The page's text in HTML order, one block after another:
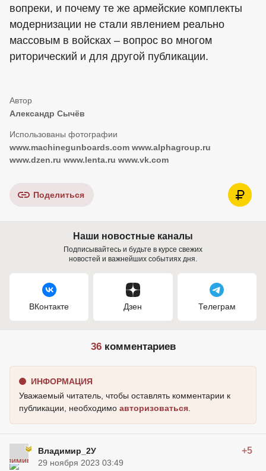
вопреки, и почему те же армейские комплекты
модернизации не стали явлением реально
массовым в войсках – вопрос во многом
риторический и для другой публикации.
Александр Сычёв
www.machinegunboards.com www.alphagroup.ru
www.dzen.ru www.lenta.ru www.vk.com
Поделиться
Наши новостные каналы
Подписывайтесь и будьте в курсе свежих
новостей и важнейших событиях дня.
ВКонтакте Дзен Телеграм
36комментариев
ИНФОРМАЦИЯ
Уважаемый читатель, чтобы оставлять комментарии к
публикации, необходимо авторизоваться
Владимир_2У +5
29 ноября 2023 03:49